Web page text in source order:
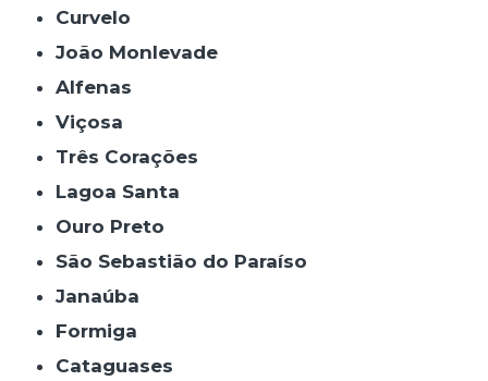
Curvelo
João Monlevade
Alfenas
Viçosa
Três Corações
Lagoa Santa
Ouro Preto
São Sebastião do Paraíso
Janaúba
Formiga
Cataguases